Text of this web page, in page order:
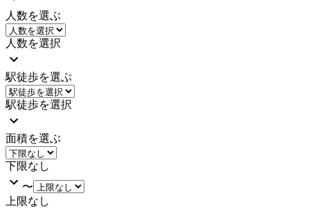
人数を選ぶ
人数を選択
駅徒歩を選ぶ
駅徒歩を選択
面積を選ぶ
下限なし
〜
上限なし